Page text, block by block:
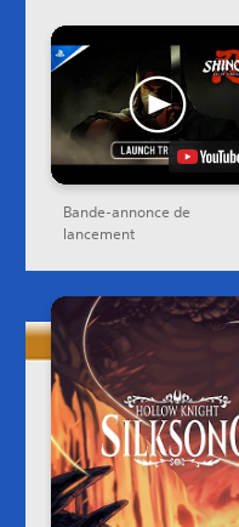
Bande-annonce de
lancement